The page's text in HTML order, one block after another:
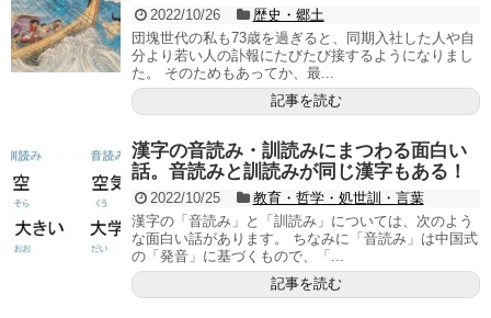
2022/10/26
歴史・郷土
団塊世代の私も73歳を過ぎると、同期入社した人や自
分より若い人の訃報にたびたび接するようになりまし
た。 そのためもあってか、最...
記事を読む
漢字の音読み・訓読みにまつわる面白い
話。音読みと訓読みが同じ漢字もある！
2022/10/25
教育・哲学・処世訓・言葉
漢字の「音読み」と「訓読み」については、次のよう
な面白い話があります。 ちなみに「音読み」は中国式
の「発音」に基づくもので、「...
記事を読む